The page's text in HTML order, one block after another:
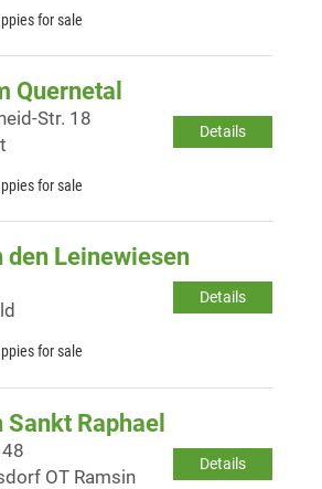
for sale
Quernetal
Details
Str. 18
for sale
den Leinewiesen
Details
for sale
Raphael
Details
OT Ramsin